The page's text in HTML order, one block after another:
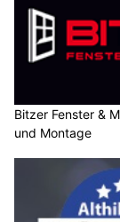
Bitzer Fenster &
und Montage